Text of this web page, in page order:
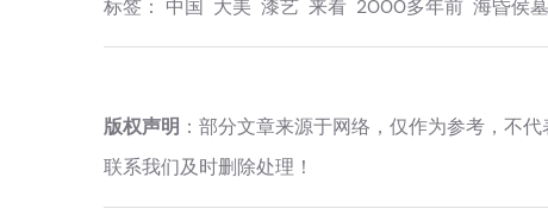
标签： 中国 大美 漆艺 来看 2000多年前 海昏侯墓
版权声明 ：部分文章来源于网络，仅作为参考，不
联系我们及时删除处理！